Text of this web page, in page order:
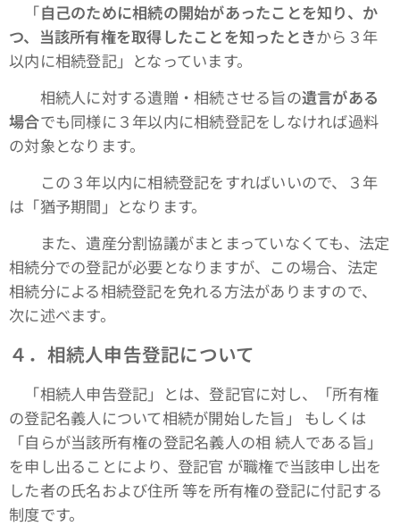
「自己のために相続の開始があったことを知り、か
つ、当該所有権を取得したことを知ったときから３年
以内に相続登記」となっています。
相続人に対する遺贈・相続させる旨の遺言がある
場合でも同様に３年以内に相続登記をしなければ過料
の対象となります。
この３年以内に相続登記をすればいいので、３年
は「猶予期間」となります。
また、遺産分割協議がまとまっていなくても、法定
相続分での登記が必要となりますが、この場合、法定
相続分による相続登記を免れる方法がありますので、
次に述べます。
４．相続人申告登記について
「相続人申告登記」とは、登記官に対し、「所有権
の登記名義人について相続が開始した旨」 もしくは
「自らが当該所有権の登記名義人の相 続人である旨」
を申し出ることにより、登記官 が職権で当該申し出を
した者の氏名および住所 等を所有権の登記に付記する
制度です。